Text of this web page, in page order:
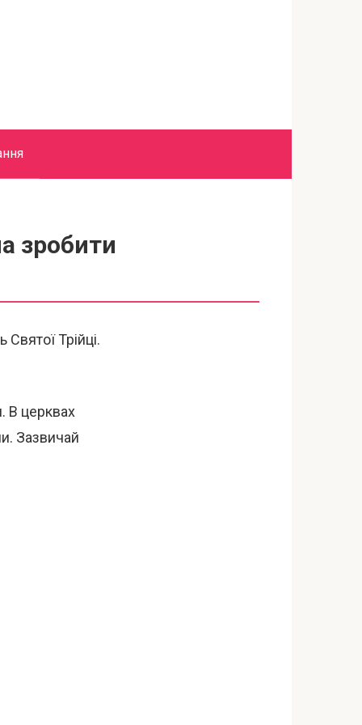
зробити
Трійці.
В церквах
Зазвичай